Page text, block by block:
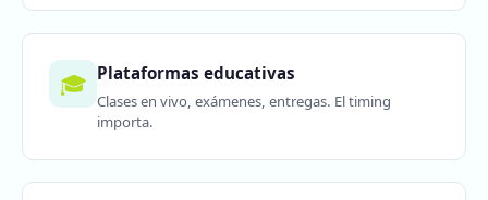
🎓 Plataformas educativas
Clases en vivo, exámenes, entregas. El timing
importa.